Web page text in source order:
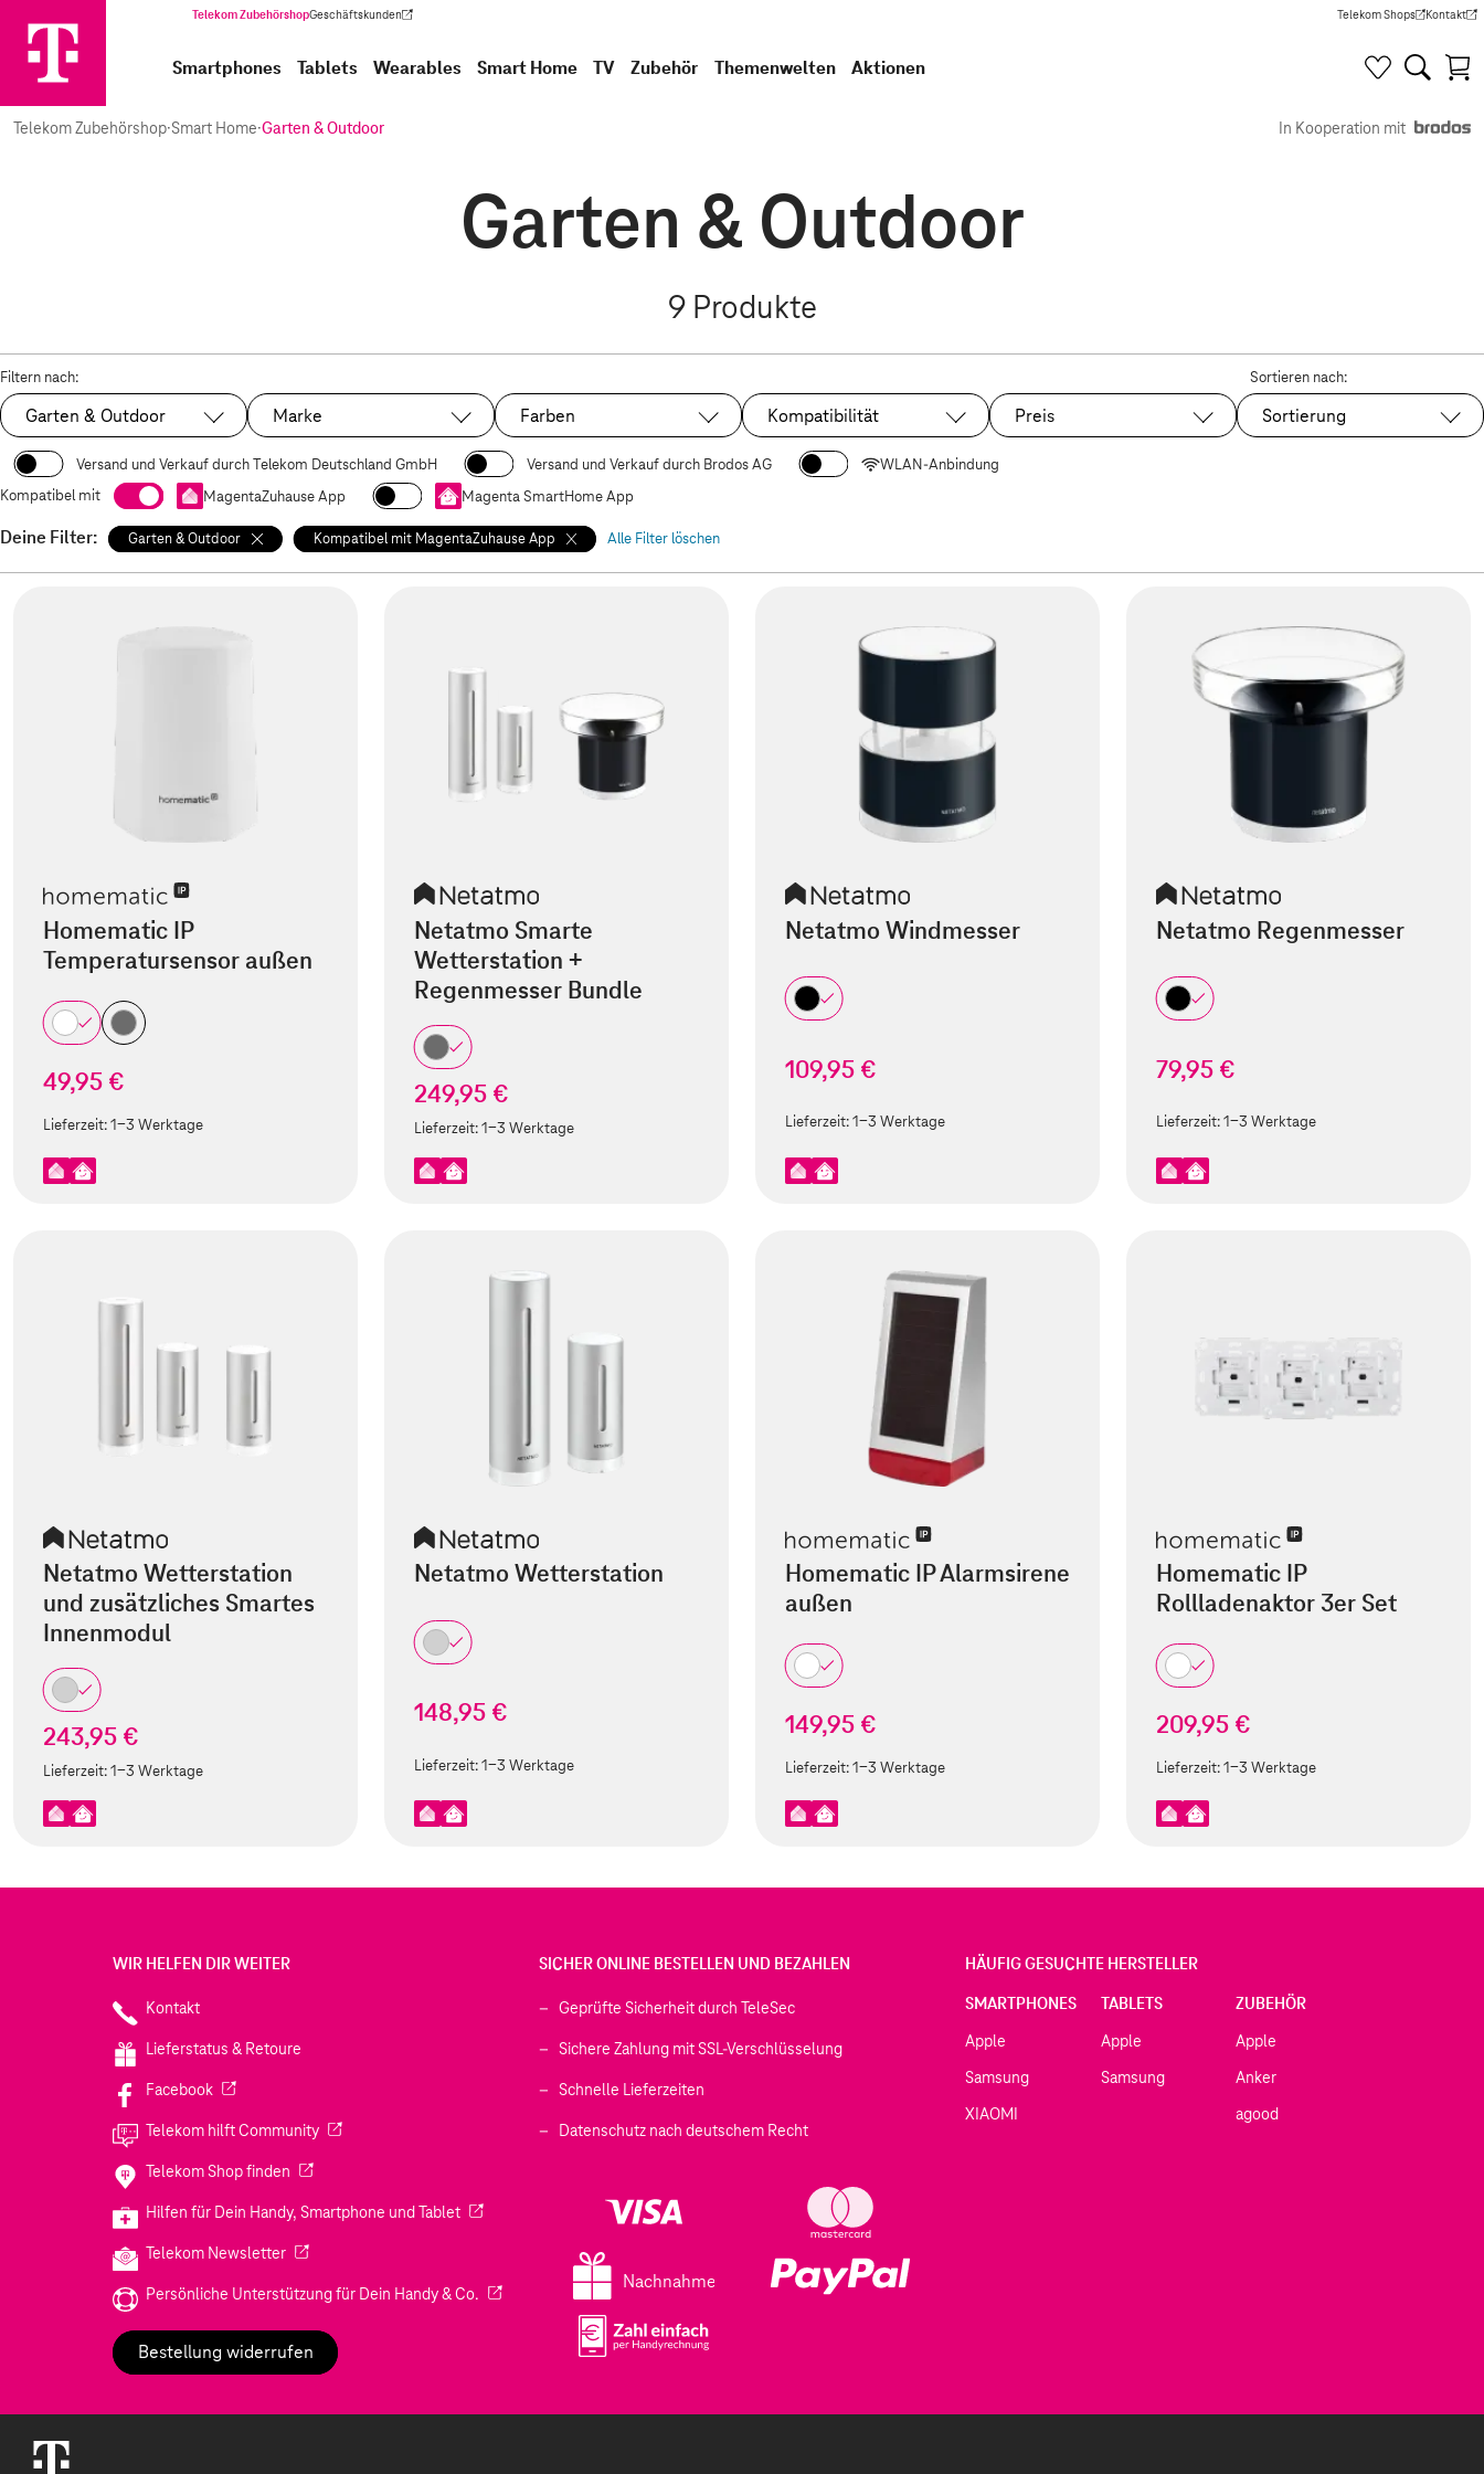
Telekom ZubehörshopGeschäftskunden
(Wird in einem neuen Tab geöffnet) Telekom Shops
(Wird in einem neuen Tab
Kontakt
(Wird in
Smartphones Tablets Wearables Smart Home TV Zubehör Themenwelten Aktionen
Telekom Zubehörshop·Smart Home·Garten & Outdoor In Kooperation mit
Garten & Outdoor
9 Produkte
Filtern nach:
Ausgewählt:
Garten & Outdoor Marke Farben Kompatibilität Preis
Sortieren nach:
Sortierung
Versand und Verkauf durch Telekom Deutschland GmbH Versand und Verkauf durch Brodos AG
WLAN-Anbindung
Kompatibel mit
MagentaZuhause App Magenta SmartHome App
Deine Filter: Garten & Outdoor Kompatibel mit MagentaZuhause App Alle Filter löschen
Homematic IP
Temperatursensor außen
49,95 €
Lieferzeit:1-3 Werktage
Netatmo Smarte
Wetterstation +
Regenmesser Bundle
249,95 €
Lieferzeit:1-3 Werktage
Netatmo Windmesser
109,95 €
Lieferzeit:1-3 Werktage
Netatmo Regenmesser
79,95 €
Lieferzeit:1-3 Werktage
Netatmo Wetterstation
und zusätzliches Smartes
Innenmodul
243,95 €
Lieferzeit:1-3 Werktage
Netatmo Wetterstation
148,95 €
Lieferzeit:1-3 Werktage
Homematic IP Alarmsirene
außen
149,95 €
Lieferzeit:1-3 Werktage
Homematic IP
Rollladenaktor 3er Set
209,95 €
Lieferzeit:1-3 Werktage
WIR HELFEN DIR WEITER
Kontakt
Lieferstatus & Retoure
Facebook(Wird in einem neuen Tab geöffnet)
Telekom hilft Community(Wird in einem neuen Tab geöffnet)
Telekom Shop finden (Wird in einem neuen Tab geöffnet)
Hilfen für Dein Handy, Smartphone und Tablet(Wird in einem neuen Tab geöffnet)
Telekom Newsletter(Wird in einem neuen Tab geöffnet)
Persönliche Unterstützung für Dein Handy & Co. (Wird in einem neuen Tab geöffnet)
Bestellung widerrufen
SICHER ONLINE BESTELLEN UND BEZAHLEN
Geprüfte Sicherheit durch TeleSec
Sichere Zahlung mit SSL-Verschlüsselung
Schnelle Lieferzeiten
Datenschutz nach deutschem Recht
Nachnahme
HÄUFIG GESUCHTE HERSTELLER
SMARTPHONES
Apple
Samsung
XIAOMI
TABLETS
Apple
Samsung
ZUBEHÖR
Apple
Anker
agood